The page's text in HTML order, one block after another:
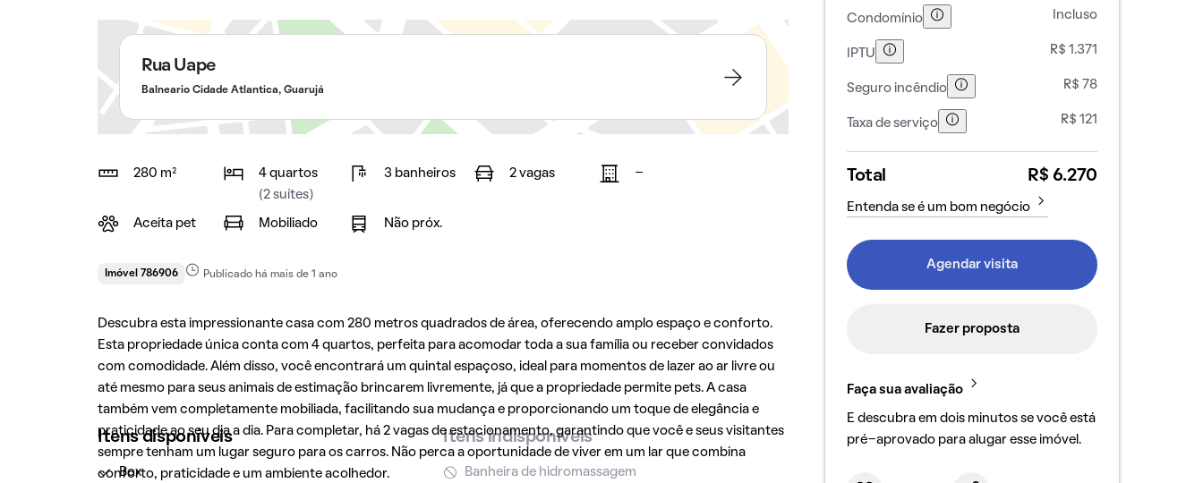
Rua Uape
Balneario Cidade Atlantica, Guarujá
280 m²
4 quartos
(2 suítes)
3 banheiros 2 vagas -
Aceita pet Mobiliado Não próx.
Imóvel 786906 Publicado há mais de 1 ano
Descubra esta impressionante casa com 280 metros quadrados de área, oferecendo amplo espaço e conforto.
Esta propriedade única conta com 4 quartos, perfeita para acomodar toda a sua família ou receber convidados
com comodidade. Além disso, você encontrará um quintal espaçoso, ideal para momentos de lazer ao ar livre ou
até mesmo para seus animais de estimação brincarem livremente, já que a propriedade permite pets. A casa
também vem completamente mobiliada, facilitando sua mudança e proporcionando um toque de elegância e
praticidade ao seu dia a dia. Para completar, há 2 vagas de estacionamento, garantindo que você e seus visitantes
sempre tenham um lugar seguro para os carros. Não perca a oportunidade de viver em um lar que combina
conforto, praticidade e um ambiente acolhedor.
Itens disponíveis
Box
Itens indisponíveis
Banheira de hidromassagem
Condomínio Incluso
IPTU R$ 1.371
Seguro incêndio R$ 78
Taxa de serviço R$ 121
Total R$ 6.270
Entenda se é um bom negócio
Agendar visita
Fazer proposta
Faça sua avaliação
E descubra em dois minutos se você está
pré-aprovado para alugar esse imóvel.